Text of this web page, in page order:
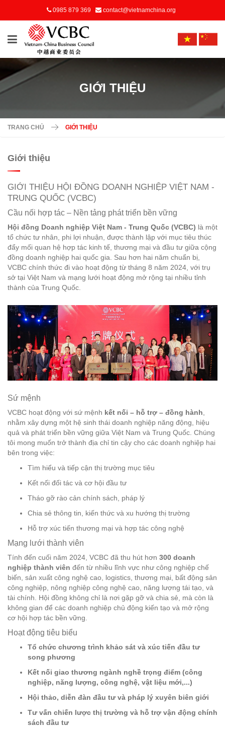
0985 879 369 contact@vietnamchina.org
GIỚI THIỆU
TRANG CHỦ GIỚI THIỆU
Giới thiệu
GIỚI THIỆU HỘI ĐỒNG DOANH NGHIỆP VIỆT NAM -
TRUNG QUỐC (VCBC)
Cầu nối hợp tác – Nền tảng phát triển bền vững
Hội đồng Doanh nghiệp Việt Nam - Trung Quốc (VCBC) là một
tổ chức tư nhân, phi lợi nhuận, được thành lập với mục tiêu thúc
đẩy mối quan hệ hợp tác kinh tế, thương mại và đầu tư giữa cộng
đồng doanh nghiệp hai quốc gia. Sau hơn hai năm chuẩn bị,
VCBC chính thức đi vào hoạt động từ tháng 8 năm 2024, với trụ
sở tại Việt Nam và mạng lưới hoạt động mở rộng tại nhiều tỉnh
thành của Trung Quốc.
Sứ mệnh
VCBC hoạt động với sứ mệnh kết nối – hỗ trợ – đồng hành
nhằm xây dựng một hệ sinh thái doanh nghiệp năng động, hiệu
quả và phát triển bền vững giữa Việt Nam và Trung Quốc. Chúng
tôi mong muốn trở thành địa chỉ tin cậy cho các doanh nghiệp hai
bên trong việc:
Tìm hiểu và tiếp cận thị trường mục tiêu
Kết nối đối tác và cơ hội đầu tư
Tháo gỡ rào cản chính sách, pháp lý
Chia sẻ thông tin, kiến thức và xu hướng thị trường
Hỗ trợ xúc tiến thương mại và hợp tác công nghệ
Mạng lưới thành viên
Tính đến cuối năm 2024, VCBC đã thu hút hơn 300 doanh
nghiệp thành viên đến từ nhiều lĩnh vực như công nghiệp chế
biến, sản xuất công nghệ cao, logistics, thương mại, bất động sản
công nghiệp, nông nghiệp công nghệ cao, năng lượng tái tạo, và
tài chính. Hội đồng không chỉ là nơi gặp gỡ và chia sẻ, mà còn là
không gian để các doanh nghiệp chủ động kiến tạo và mở rộng
cơ hội hợp tác bền vững.
Hoạt động tiêu biểu
Tổ chức chương trình khảo sát và xúc tiến đầu tư
song phương
Kết nối giao thương ngành nghề trọng điểm (công
nghiệp, năng lượng, công nghệ, vật liệu mới,...)
Hội thảo, diễn đàn đầu tư và pháp lý xuyên biên giới
Tư vấn chiến lược thị trường và hỗ trợ vận động chính
sách đầu tư